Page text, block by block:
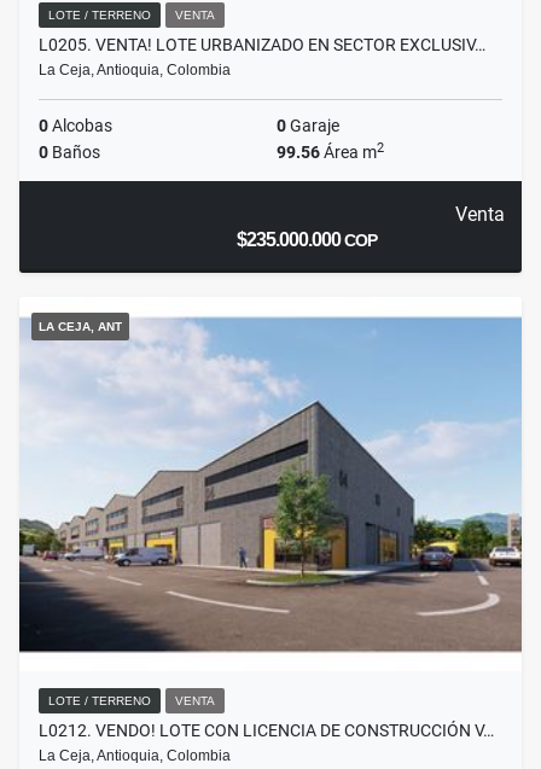
LOTE / TERRENO VENTA
L0205. VENTA! LOTE URBANIZADO EN SECTOR EXCLUSIV…
La Ceja, Antioquia, Colombia
0Alcobas 0Garaje
0 Baños 99.56Área m2
Venta
$235.000.000COP
LA CEJA, ANT
LOTE / TERRENO VENTA
L0212. VENDO! LOTE CON LICENCIA DE CONSTRUCCIÓN V…
La Ceja, Antioquia, Colombia